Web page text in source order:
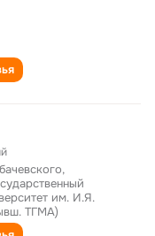
им. И.Я.
ТГМА)